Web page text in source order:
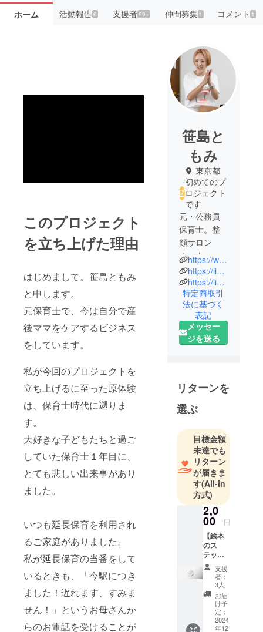
ホーム 活動報告6 支援者99+ 仲間募集 1 コメント 1
このプロジェクト
を立ち上げた理由
はじめまして。笹島ともみ
と申します。
元保育士で、今は自分で産
後ママをケアするビジネス
をしています。
私が今回のプロジェクトを
立ち上げるに至った原体験
は、保育士時代に遡りま
す。
大好きな子どもたちと過ご
していた保育士１年目に、
とても悲しい出来事があり
ました。
いつも延長保育を利用され
るご家庭がありました。
私が延長保育の当番をして
いるときも、「今駅につき
ました！遅れます、すみま
せん！」というお母さんか
らのお電話を受けることが
笹島と
もみ
東京都
初めてのプ
ロジェクト
です
元・公務員
保育士。整
顔サロン
オーナー。
保育士とし
て５年間働
いた後、整
顔技術を学
びセラピス
トとして独
立。現在は
ら、産後マ
マのキャリ
ア支援や、
出やすい歯
並びをお金
をかけずに
生活習慣で
改善するセ
ミナーの開
催など、子
どもたちの
未来を明る
く照らすた
めの活動を
続けてい
る。書籍
『パパのた
めの育児ク
https://www.instagram.com/terasu_sangomama_salon?igsh=MTJ4NDYwMGxwY2gwMw%3D%3D&utm_source=qr
https://lin.ee/1DjzAfs
https://lin.ee/lnFDP8v
特定商取引
法に基づく
表記
メッセー
ジを送る
リターンを
選ぶ
目標金額
未達でも
リターン
が届きま
す(All-in
方式)
2,0
00 円
【絵本
のス
テッ
カー 1
枚】 絵
本のイ
ラスト
が描か
れたス
テッ
支援
者：
3人
お届
け予
定：
2024
年12